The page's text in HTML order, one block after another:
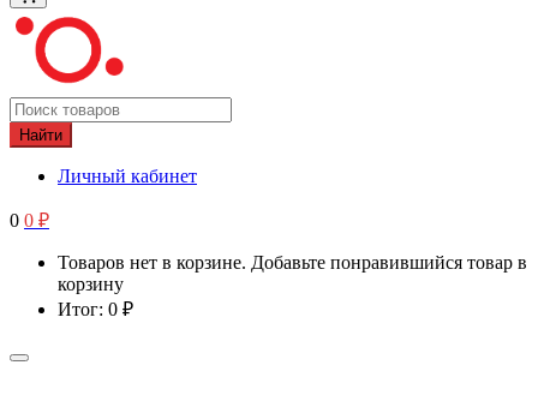
Найти
Личный кабинет
0 0 ₽
Товаров нет в корзине. Добавьте понравившийся товар в
корзину
Итог: 0 ₽